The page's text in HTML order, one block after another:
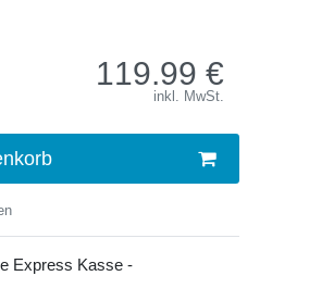
119.99 €
inkl. MwSt.
Express Kasse -